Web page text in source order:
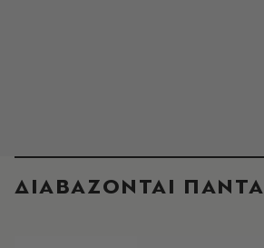
ΔΙΑΒΑΖΟΝΤΑΙ ΠΑΝΤΑ